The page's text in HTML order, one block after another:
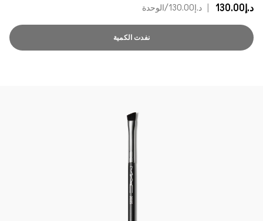
د.إ130.00 د.إ130.00 /الوحدة
نفدت الكمية